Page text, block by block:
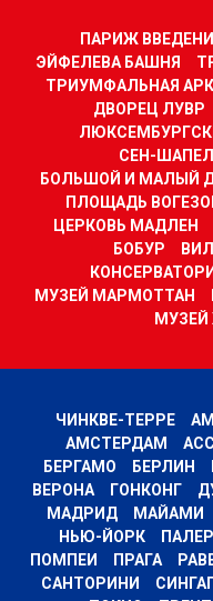
ПАРИЖ
ЭЙФЕЛЕВА БАШНЯ
ТРИУМФАЛЬНАЯ
ДВОРЕЦ ЛУВР
СЕН-
БОЛЬШОЙ И МАЛЫЙ
ПЛОЩАДЬ
ЦЕРКОВЬ МАДЛЕН
БОБУР
МУЗЕЙ МАРМОТТАН
ЧИНКВЕ-ТЕРРЕ
АМСТЕРДАМ
БЕРГАМО
БЕРЛИН
ВЕРОНА
ГОНКОНГ
МАДРИД
МАЙАМИ
НЬЮ-ЙОРК
ПОМПЕИ
ПРАГА
САНТОРИНИ